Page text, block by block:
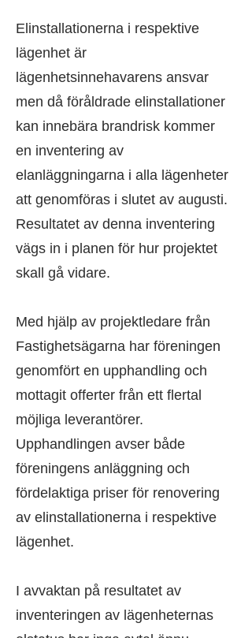
Elinstallationerna i respektive
lägenhet är
lägenhetsinnehavarens ansvar
men då föråldrade elinstallationer
kan innebära brandrisk kommer
en inventering av
elanläggningarna i alla lägenheter
att genomföras i slutet av augusti.
Resultatet av denna inventering
vägs in i planen för hur projektet
skall gå vidare.
Med hjälp av projektledare från
Fastighetsägarna har föreningen
genomfört en upphandling och
mottagit offerter från ett flertal
möjliga leverantörer.
Upphandlingen avser både
föreningens anläggning och
fördelaktiga priser för renovering
av elinstallationerna i respektive
lägenhet.
I avvaktan på resultatet av
inventeringen av lägenheternas